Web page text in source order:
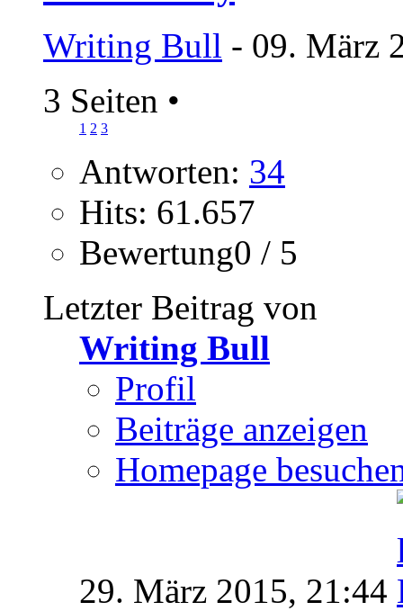
Writing Bull - 09. März
3 Seiten •
1 2 3
Antworten: 34
Hits: 61.657
Bewertung0 / 5
Letzter Beitrag von
Writing Bull
Profil
Beiträge anzeigen
Homepage
29. März 2015, 21:44